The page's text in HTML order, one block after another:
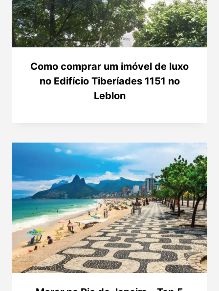
Como comprar um imóvel de luxo
no Edifício Tiberíades 1151 no
Leblon